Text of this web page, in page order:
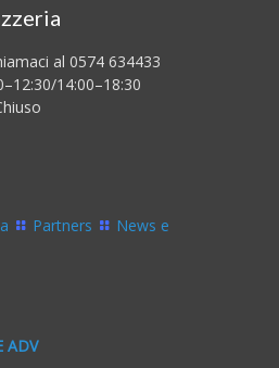
al 0574 634433
14:00–18:30
Partners
News e
ADV